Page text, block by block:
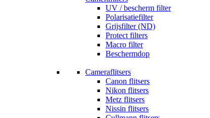
UV / bescherm filter
Polarisatiefilter
Grijsfilter (ND)
Protect filters
Macro filter
Beschermdop
Cameraflitsers
Canon flitsers
Nikon flitsers
Metz flitsers
Nissin flitsers